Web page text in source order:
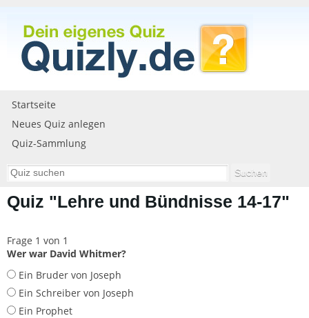
Startseite
Neues Quiz anlegen
Quiz-Sammlung
Quiz "Lehre und Bündnisse 14-17"
Frage 1 von 1
Wer war David Whitmer?
Ein Bruder von Joseph
Ein Schreiber von Joseph
Ein Prophet